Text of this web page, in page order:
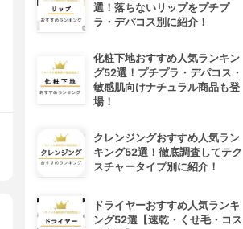
選！落ちないリップをプチプ
ラ・デパコス別に紹介！
化粧下地おすすめ人気ランキン
グ52選！プチプラ・デパコス・
敏感肌向けナチュラル商品も登
場！
クレンジングおすすめ人気ラン
キング52選！徹底調査してテク
スチャータイプ別に紹介！
ドライヤーおすすめ人気ランキ
ング52選【速乾・くせ毛・コス